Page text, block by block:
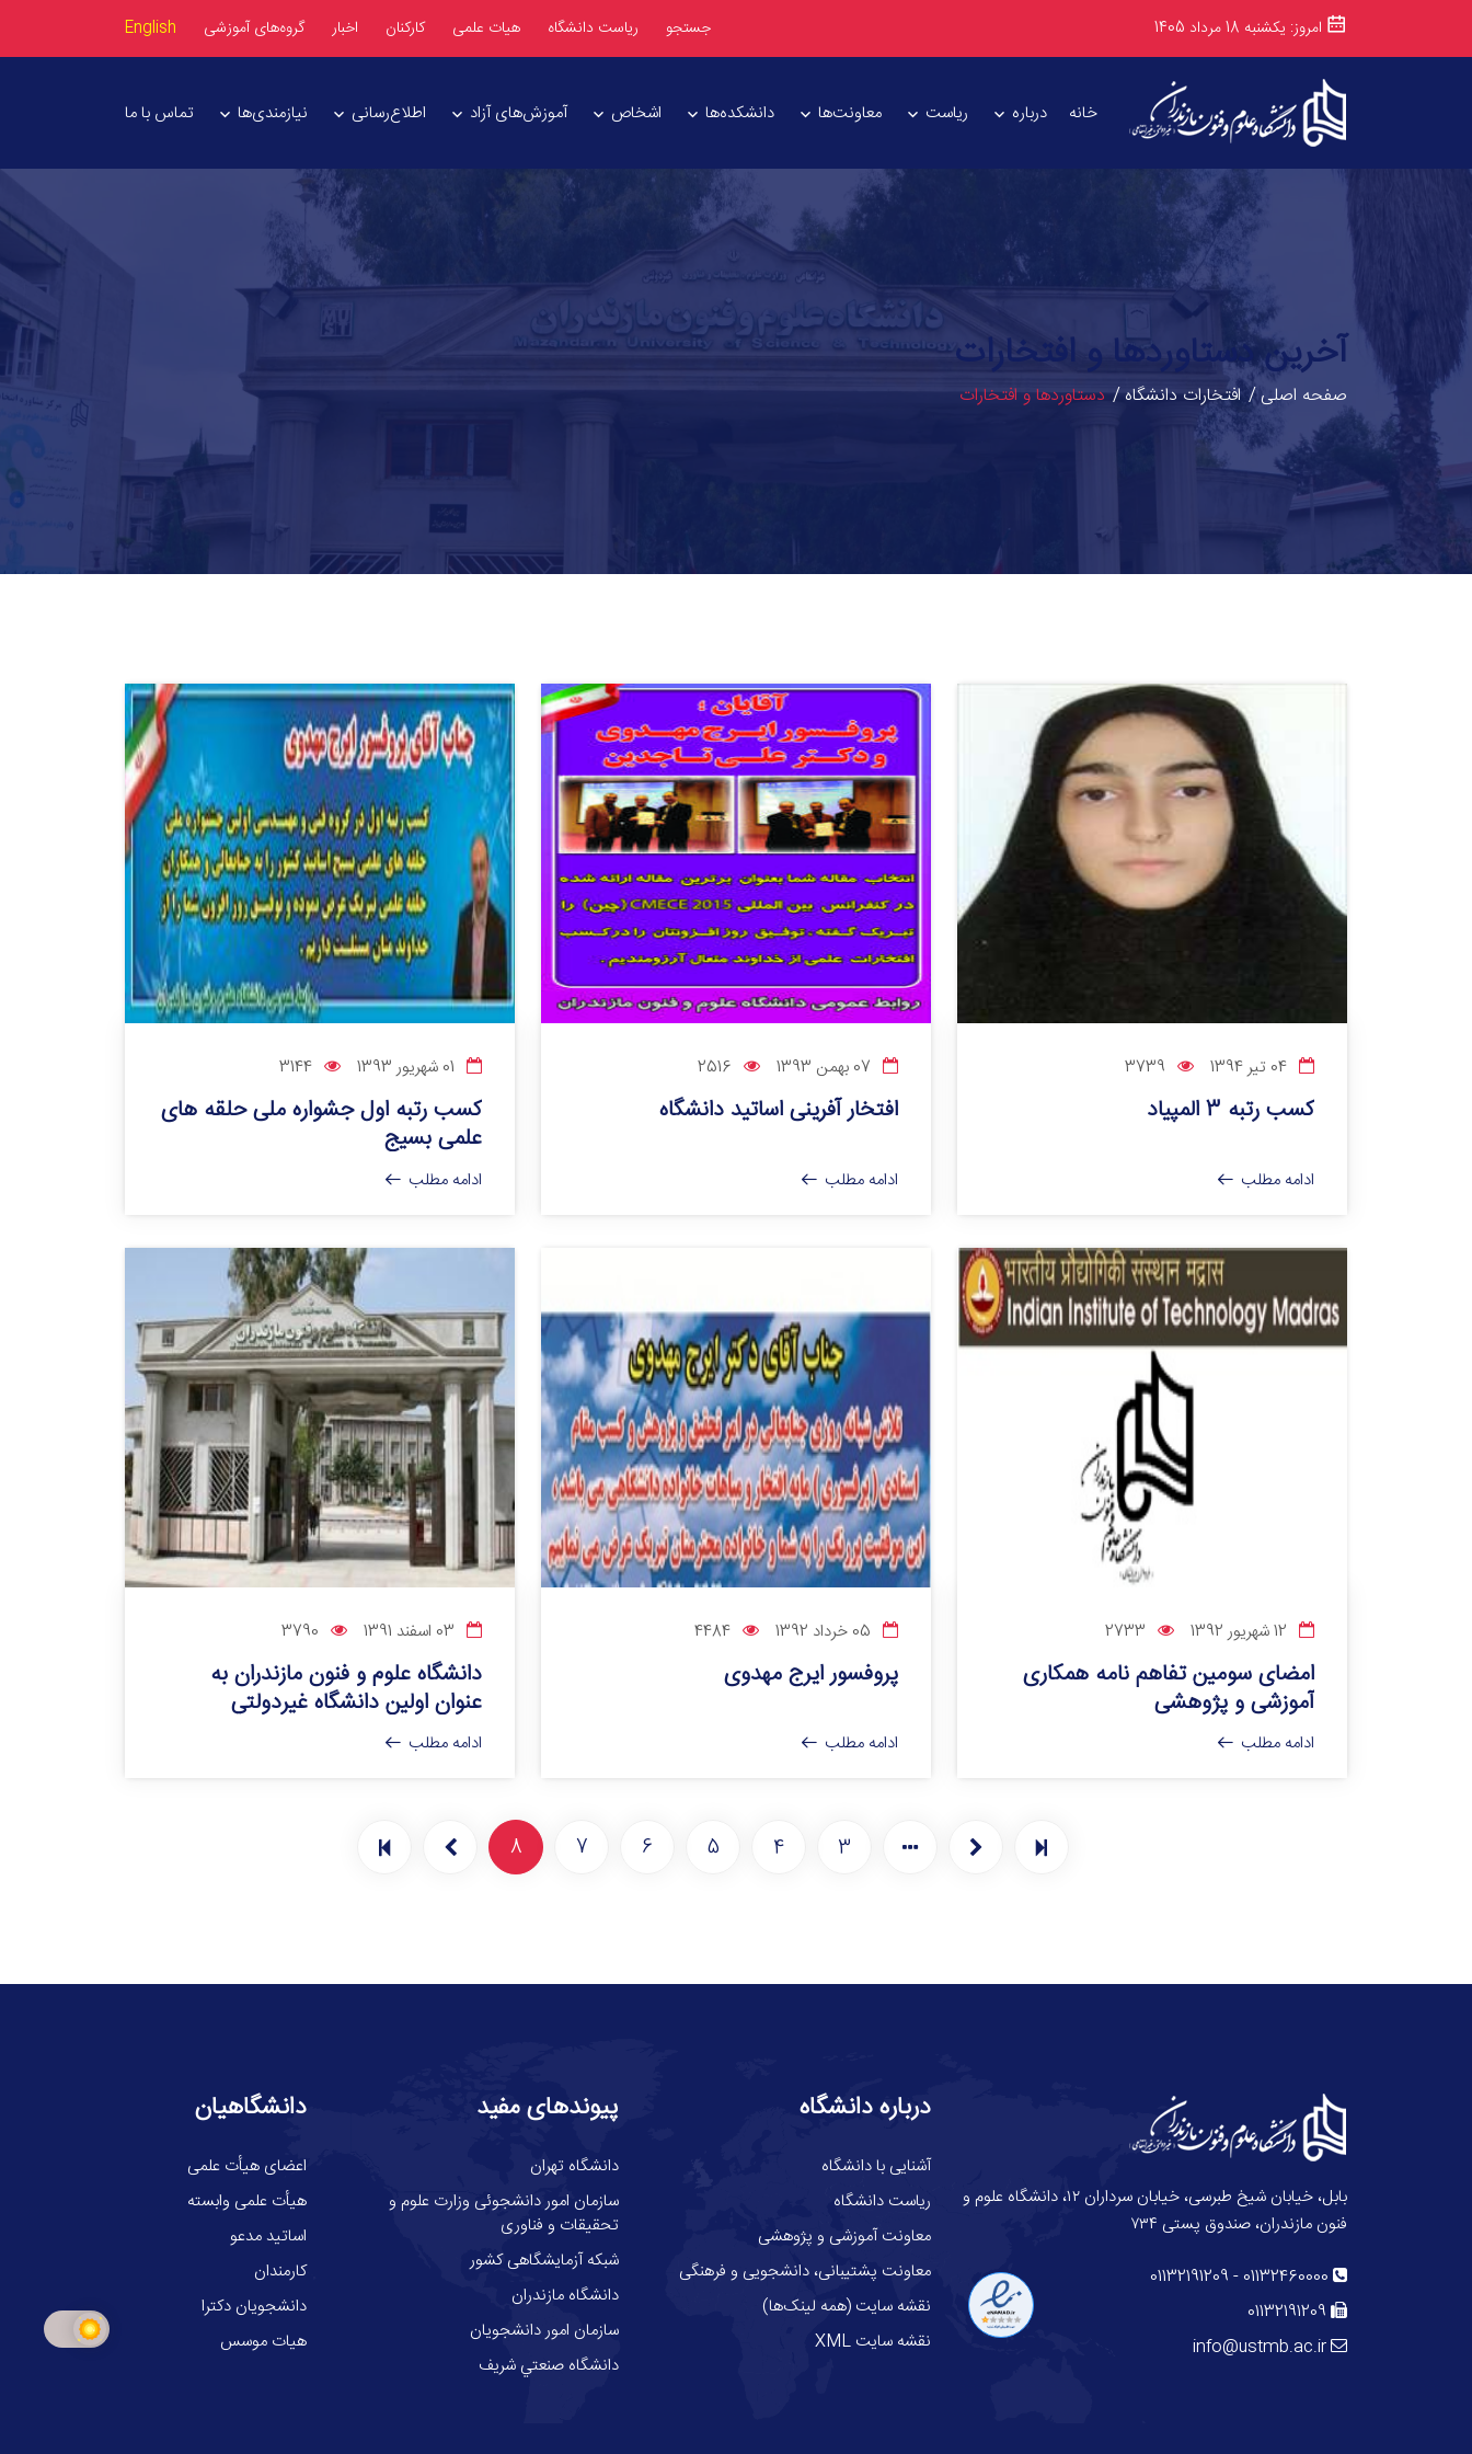
امروز: یکشنبه 18 مرداد 1405 جستجو ریاست دانشگاه هیات علمی کارکنان اخبار گروه‌های آموزشی English
خانه درباره ریاست معاونت‌ها دانشکده‌ها اشخاص آموزش‌های آزاد اطلاع‌رسانی نیازمندی‌ها تماس با ما
آخرین دستاوردها و افتخارات
صفحه اصلی افتخارات دانشگاه دستاوردها و افتخارات
کسب رتبه 3 المپیاد
ادامه مطلب
افتخار آفرینی اساتید دانشگاه
ادامه مطلب
کسب رتبه اول جشواره ملی حلقه های
علمی بسیج
ادامه مطلب
امضای سومین تفاهم نامه همکاری
آموزشی و پژوهشی
ادامه مطلب
پروفسور ایرج مهدوی
ادامه مطلب
دانشگاه علوم و فنون مازندران به
عنوان اولين دانشگاه غيردولتي
ادامه مطلب
3
4
5
6
7
8
بابل، خیابان شیخ طبرسی، خیابان سرداران ۱۲، دانشگاه علوم و
فنون مازندران، صندوق پستی ۷۳۴
01132460000
-
01132191209
01132191209
info@ustmb.ac.ir
درباره دانشگاه
آشنایی با دانشگاه
ریاست دانشگاه
معاونت آموزشی و پژوهشی
معاونت پشتیبانی، دانشجویی و فرهنگی
نقشه سایت (همه لینک‌ها)
نقشه سایت XML
پیوندهای مفید
دانشگاه تهران
سازمان امور دانشجوئی وزارت علوم و
تحقیقات و فناوری
شبکه آزمایشگاهی کشور
دانشگاه مازندران
سازمان امور دانشجویان
دانشگاه صنعتي شريف
دانشگاهیان
اعضای هیأت علمی
هیأت علمی وابسته
اساتید مدعو
کارمندان
دانشجویان دکترا
هیات موسس